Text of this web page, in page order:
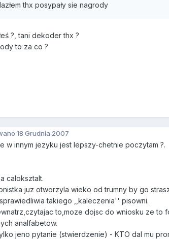
thx posypały sie nagrody
?, tani dekoder thx ?
to za co ?
18 Grudnia 2007
w innym jezyku jest lepszy-chetnie poczytam ?.
caloksztalt.
juz otworzyla wieko od trumny by go
takiego ,,kaleczenia'' pisowni.
to,moze dojsc do wniosku ze to
analfabetow.
jeno pytanie (stwierdzenie) - KTO dal mu